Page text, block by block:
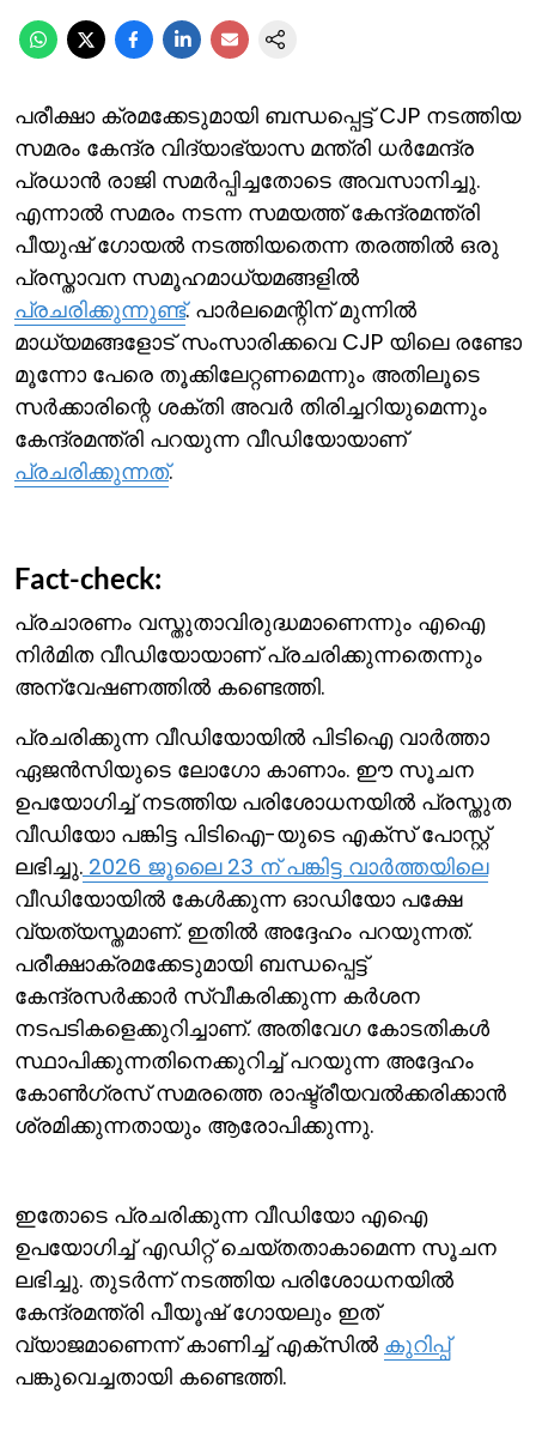
പരീക്ഷാ ക്രമക്കേടുമായി ബന്ധപ്പെട്ട് CJP നടത്തിയ
സമരം കേന്ദ്ര വിദ്യാഭ്യാസ മന്ത്രി ധര്‍മേന്ദ്ര
പ്രധാന്‍ രാജി സമര്‍പ്പിച്ചതോടെ അവസാനിച്ചു.
എന്നാല്‍ സമരം നടന്ന സമയത്ത് കേന്ദ്രമന്ത്രി
പീയുഷ് ഗോയല്‍ നടത്തിയതെന്ന തരത്തില്‍ ഒരു
പ്രസ്താവന സമൂഹമാധ്യമങ്ങളില്‍
പ്രചരിക്കുന്നുണ്ട്. പാര്‍ലമെന്റിന് മുന്നില്‍
മാധ്യമങ്ങളോട് സംസാരിക്കവെ CJP യിലെ രണ്ടോ
മൂന്നോ പേരെ തൂക്കിലേറ്റണമെന്നും അതിലൂടെ
സര്‍‍ക്കാരിന്റെ ശക്തി അവര്‍ തിരിച്ചറിയുമെന്നും
കേന്ദ്രമന്ത്രി പറയുന്ന വീഡിയോയാണ്
പ്രചരിക്കുന്നത്.
Fact-check:
പ്രചാരണം വസ്തുതാവിരുദ്ധമാണെന്നും എഐ
നിര്‍മിത വീഡിയോയാണ് പ്രചരിക്കുന്നതെന്നും
അന്വേഷണത്തില്‍ കണ്ടെത്തി.
പ്രചരിക്കുന്ന വീഡിയോയില്‍ പിടിഐ വാര്‍ത്താ
ഏജന്‍സിയുടെ ലോഗോ കാണാം. ഈ സൂചന
ഉപയോഗിച്ച് നടത്തിയ പരിശോധനയില്‍ പ്രസ്തുത
വീഡിയോ പങ്കിട്ട പിടിഐ-യുടെ എക്സ് പോസ്റ്റ്
ലഭിച്ചു. 2026 ജൂലൈ 23 ന് പങ്കിട്ട വാര്‍ത്തയിലെ
വീഡിയോയില്‍ കേള്‍ക്കുന്ന ഓഡിയോ പക്ഷേ
വ്യത്യസ്തമാണ്. ഇതില്‍ അദ്ദേഹം പറയുന്നത്.
പരീക്ഷാക്രമക്കേടുമായി ബന്ധപ്പെട്ട്
കേന്ദ്രസര്‍ക്കാര്‍ സ്വീകരിക്കുന്ന കര്‍ശന
നടപടികളെക്കുറിച്ചാണ്. അതിവേഗ കോടതികള്‍
സ്ഥാപിക്കുന്നതിനെക്കുറിച്ച് പറയുന്ന അദ്ദേഹം
കോണ്‍ഗ്രസ് സമരത്തെ രാഷ്ട്രീയവല്‍ക്കരിക്കാന്‍
ശ്രമിക്കുന്നതായും ആരോപിക്കുന്നു.
ഇതോടെ പ്രചരിക്കുന്ന വീഡിയോ എഐ
ഉപയോഗിച്ച് എഡിറ്റ് ചെയ്തതാകാമെന്ന സൂചന
ലഭിച്ചു. തുടര്‍ന്ന് നടത്തിയ പരിശോധനയില്‍
കേന്ദ്രമന്ത്രി പീയൂഷ് ഗോയലും ഇത്
വ്യാജമാണെന്ന് കാണിച്ച് എക്സില്‍ കുറിപ്പ്
പങ്കുവെച്ചതായി കണ്ടെത്തി.